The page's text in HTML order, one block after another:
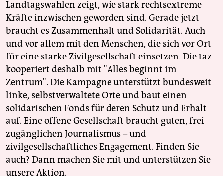
Landtagswahlen zeigt, wie stark rechtsextreme
Kräfte inzwischen geworden sind. Gerade jetzt
braucht es Zusammenhalt und Solidarität. Auch
und vor allem mit den Menschen, die sich vor Ort
für eine starke Zivilgesellschaft einsetzen. Die taz
kooperiert deshalb mit "Alles beginnt im
Zentrum". Die Kampagne unterstützt bundesweit
linke, selbstverwaltete Orte und baut einen
solidarischen Fonds für deren Schutz und Erhalt
auf. Eine offene Gesellschaft braucht guten, frei
zugänglichen Journalismus – und
zivilgesellschaftliches Engagement. Finden Sie
auch? Dann machen Sie mit und unterstützen Sie
unsere Aktion.